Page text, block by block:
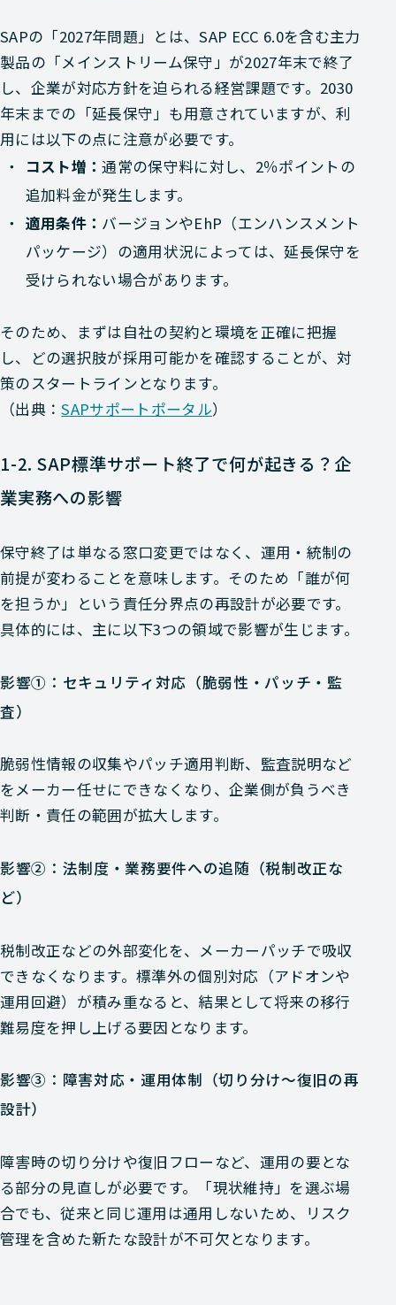
SAPの「2027年問題」とは、SAP ECC 6.0を含む主力
製品の「メインストリーム保守」が2027年末で終了
し、企業が対応方針を迫られる経営課題です。2030
年末までの「延長保守」も用意されていますが、利
用には以下の点に注意が必要です。
コスト増：通常の保守料に対し、2％ポイントの
追加料金が発生します。
適用条件： バージョンやEhP（エンハンスメント
パッケージ）の適用状況によっては、延長保守を
受けられない場合があります。
そのため、まずは自社の契約と環境を正確に把握
し、どの選択肢が採用可能かを確認することが、対
策のスタートラインとなります。
（出典：SAPサポートポータル）
1-2. SAP標準サポート終了で何が起きる？企
業実務への影響
保守終了は単なる窓口変更ではなく、運用・統制の
前提が変わることを意味します。そのため「誰が何
を担うか」という責任分界点の再設計が必要です。
具体的には、主に以下3つの領域で影響が生じます。
影響①：セキュリティ対応（脆弱性・パッチ・監
査）
脆弱性情報の収集やパッチ適用判断、監査説明など
をメーカー任せにできなくなり、企業側が負うべき
判断・責任の範囲が拡大します。
影響②：法制度・業務要件への追随（税制改正な
ど）
税制改正などの外部変化を、メーカーパッチで吸収
できなくなります。標準外の個別対応（アドオンや
運用回避）が積み重なると、結果として将来の移行
難易度を押し上げる要因となります。
影響③：障害対応・運用体制（切り分け〜復旧の再
設計）
障害時の切り分けや復旧フローなど、運用の要とな
る部分の見直しが必要です。「現状維持」を選ぶ場
合でも、従来と同じ運用は通用しないため、リスク
管理を含めた新たな設計が不可欠となります。